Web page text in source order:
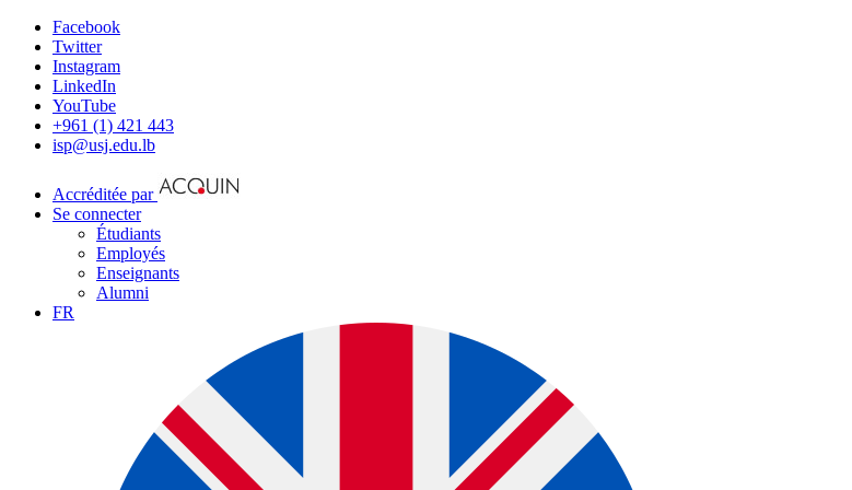
Facebook
Twitter
Instagram
LinkedIn
YouTube
+961 (1) 421 443
isp@usj.edu.lb
Accréditée par
Se connecter
Étudiants
Employés
Enseignants
Alumni
FR